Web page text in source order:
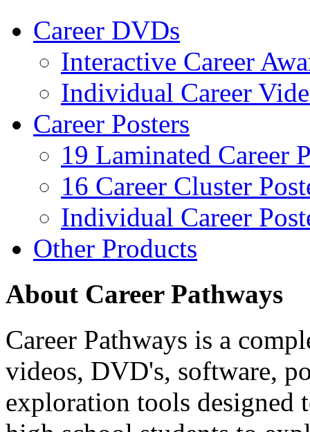
Career DVDs
Interactive Career
Individual Career
Career Posters
19 Laminated Career
16 Career Cluster
Individual Career
Other Products
About Career Pathways
Career Pathways is a
videos, DVD's, software,
exploration tools designed